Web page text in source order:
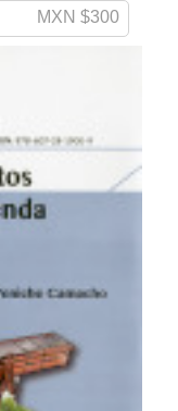
MXN $300